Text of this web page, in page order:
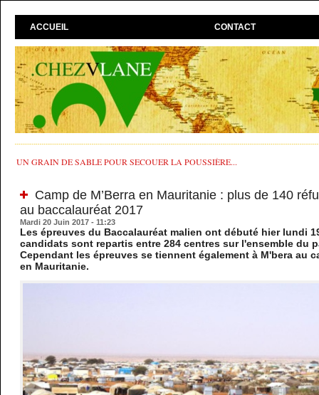
ACCUEIL CONTACT
UN GRAIN DE SABLE POUR SECOUER LA POUSSIÈRE...
Camp de M’Berra en Mauritanie : plus de 140
au baccalauréat 2017
Mardi 20 Juin 2017 - 11:23
Les épreuves du Baccalauréat malien ont débuté hier lundi
candidats sont repartis entre 284 centres sur l'ensemble du
Cependant les épreuves se tiennent également à M'bera au
en Mauritanie.